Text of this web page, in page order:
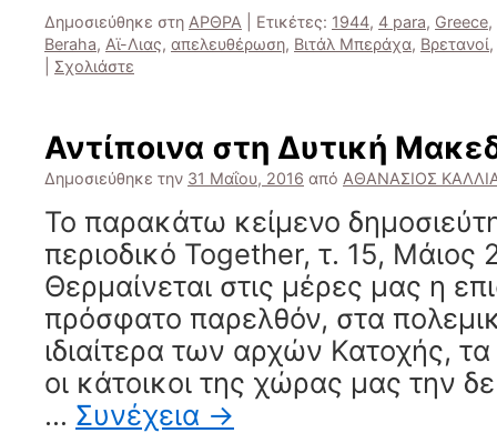
Δημοσιεύθηκε στη ΑΡΘΡΑ Ετικέτες: 1944, 4 para, Greece,
Beraha, Αϊ-Λιας, απελευθέρωση, Βιτάλ Μπεράχα, Βρετανοί,
Σχολιάστε
Αντίποινα στη Δυτική
Δημοσιεύθηκε την 31 Μαΐου, 2016 από ΑΘΑΝΑΣΙΟΣ
Το παρακάτω κείμενο
περιοδικό Together, τ. 15, Μάιος
Θερμαίνεται στις μέρες μας η
πρόσφατο παρελθόν, στα
ιδιαίτερα των αρχών Κατοχής,
οι κάτοικοι της χώρας μας την
… Συνέχεια →